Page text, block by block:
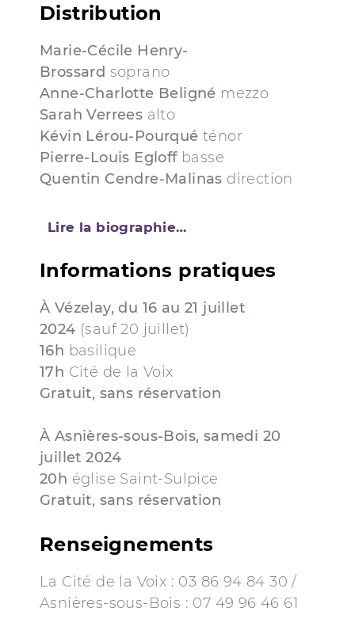
Distribution
Marie-Cécile Henry-
Brossard soprano
Anne-Charlotte Beligné mezzo
Sarah Verrees alto
Kévin Lérou-Pourqué ténor
Pierre-Louis Egloffbasse
Quentin Cendre-Malinas direction
Lire la biographie…
Informations pratiques
À Vézelay, du 16 au 21 juillet
2024 (sauf 20 juillet)
16h basilique
17h Cité de la Voix
Gratuit, sans réservation
À Asnières-sous-Bois, samedi 20
juillet 2024
20h église Saint-Sulpice
Gratuit, sans réservation
Renseignements
La Cité de la Voix : 03 86 94 84 30 /
Asnières-sous-Bois : 07 49 96 46 61